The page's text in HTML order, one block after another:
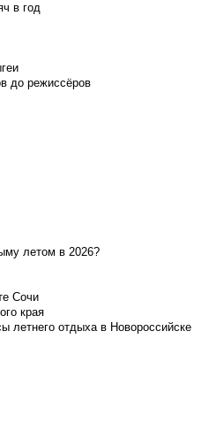
в год
до режиссёров
летом в 2026?
Сочи
края
летнего отдыха в Новороссийске